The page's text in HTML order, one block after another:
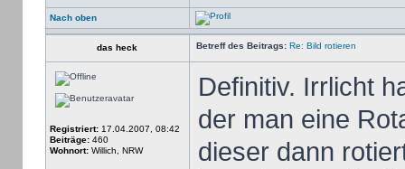
Nach oben
das heck Betreff des Beitrags: Re: Bild rotieren
Registriert:17.04.2007, 08:42
Beiträge:460
Wohnort:Willich, NRW
Definitiv. Irrlicht
der man eine
dieser dann